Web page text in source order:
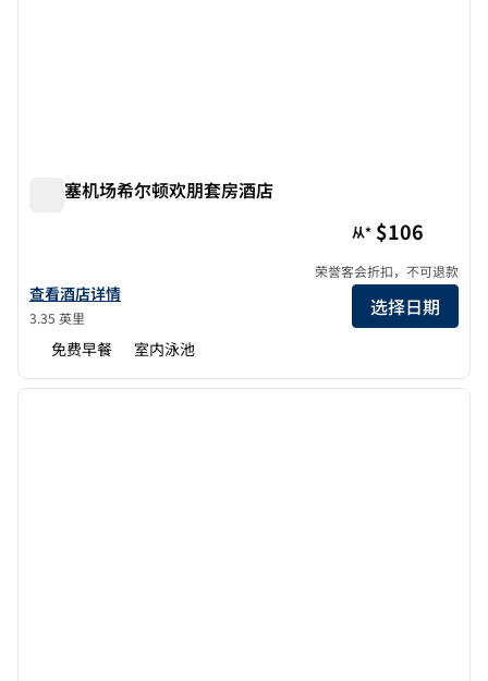
圣何塞机场希尔顿欢朋套房酒店
查看欢朋San Jose Airport酒店的详细信息
查看酒店详情
3.35 英里
从* $106
荣誉客会折扣，不可退款
选择日期
免费早餐 室内泳池
1/10
1/10
下一